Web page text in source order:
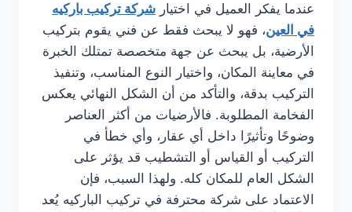
عندما يفكر العميل في اختيار شركة تركيب باركيه
في العين، فهو لا يبحث فقط عن فني يقوم بتركيب
الأرضية، بل يبحث عن جهة متخصصة تمتلك الخبرة
في معاينة المكان، واختيار النوع المناسب، وتنفيذ
التركيب بدقة، والتأكد من أن الشكل النهائي يعكس
الفخامة المطلوبة. فالأرضيات من أكثر العناصر
وضوحًا وتأثيرًا داخل أي عقار، وأي خطأ في
التركيب أو القياس أو التشطيب قد يؤثر على
الشكل العام للمكان كله. ولهذا السبب، فإن
الاعتماد على شركة محترفة في تركيب الباركيه يُعد